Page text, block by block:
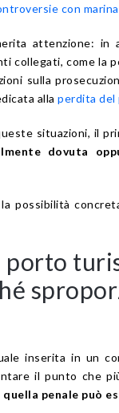
con
attenzione: in
collegati, come la
sulla
alla perdita del
situazioni, il
dovuta
possibilità
porto
inserita in un
il punto che
quella penale può